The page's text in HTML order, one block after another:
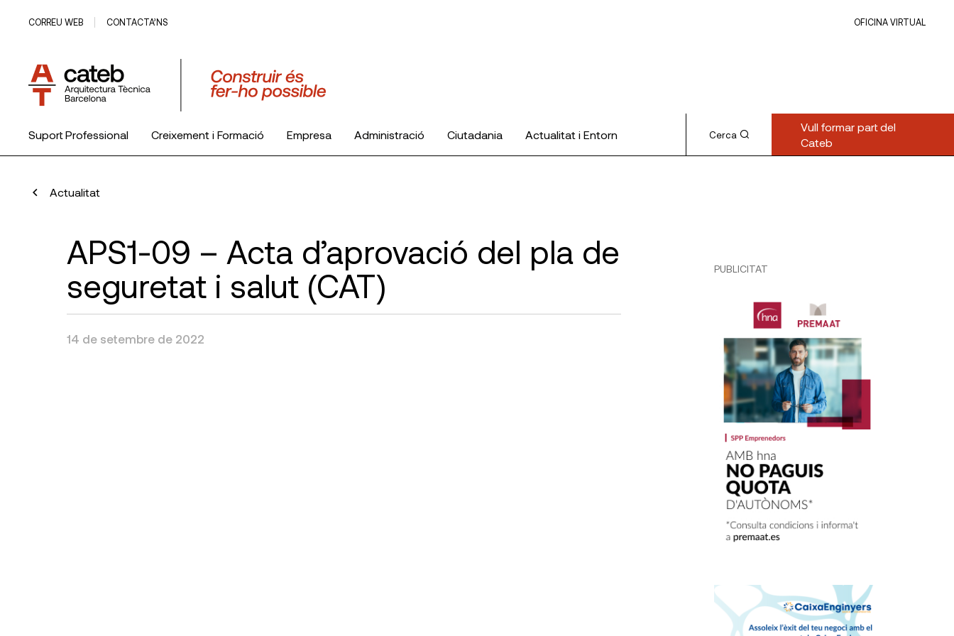
CORREU WEB CONTACTA’NS OFICINA VIRTUAL
Suport Professional Creixement i Formació Empresa Administració Ciutadania Actualitat i Entorn Cerca
Vull formar part del
Cateb
Actualitat
APS1-09 – Acta d’aprovació del pla de
seguretat i salut (CAT)
14 de setembre de 2022
PUBLICITAT